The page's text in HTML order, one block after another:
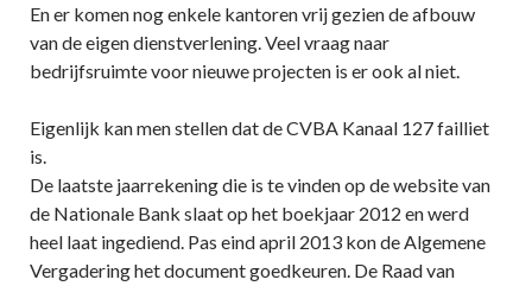
En er komen nog enkele kantoren vrij gezien de afbouw
van de eigen dienstverlening. Veel vraag naar
bedrijfsruimte voor nieuwe projecten is er ook al niet.
Eigenlijk kan men stellen dat de CVBA Kanaal 127 failliet
is.
De laatste jaarrekening die is te vinden op de website van
de Nationale Bank slaat op het boekjaar 2012 en werd
heel laat ingediend. Pas eind april 2013 kon de Algemene
Vergadering het document goedkeuren. De Raad van